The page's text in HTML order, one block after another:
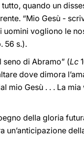
quando un
“Mio Gesù -
vogliono le
56 s.).
di Abramo” (Lc
dove dimora
Gesù . . . La
della gloria
un’anticipazione